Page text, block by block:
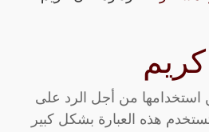
استخدامها من أجل الرد على
هذه العبارة بشكل كبير